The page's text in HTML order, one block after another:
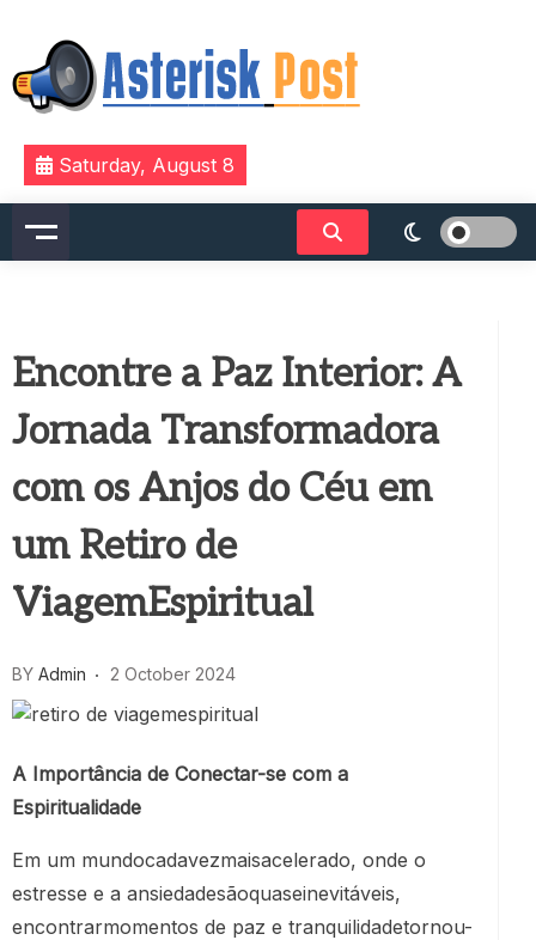
content
Asterisk Post
The latest tech news about the world's best (and
sometimes worst) hardware, apps, and much more.
Saturday, August 8
Encontre a Paz Interior: A
Jornada Transformadora
com os Anjos do Céu em
um Retiro de
ViagemEspiritual
BY Admin 2 October 2024
A Importância de Conectar-se com a
Espiritualidade
Em um mundocadavezmaisacelerado, onde o
estresse e a ansiedadesãoquaseinevitáveis,
encontrarmomentos de paz e tranquilidadetornou-